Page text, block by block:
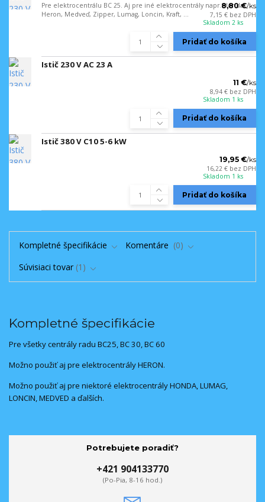
Pre elektrocentrálu BC 25. Aj pre iné elektrocentrály napr. Honda,
Heron, Medveď, Zipper, Lumag, Loncin, Kraft, ...
8,80 €/ks
7,15 € bez DPH
Skladom 2 ks
Pridať do košíka
Istič 230 V AC 23 A
11 €/ks
8,94 € bez DPH
Skladom 1 ks
Pridať do košíka
Istič 380 V C10 5-6 kW
19,95 €/ks
16,22 € bez DPH
Skladom 1 ks
Pridať do košíka
Kompletné špecifikácie Komentáre
0
Súvisiaci tovar 1
Kompletné špecifikácie
Pre všetky centrály radu BC25, BC 30, BC 60
Možno použiť aj pre elektrocentrály HERON.
Možno použiť aj pre niektoré elektrocentrály HONDA, LUMAG,
LONCIN, MEDVED a ďalších.
Potrebujete poradiť?
+421 904133770
(Po-Pia, 8-16 hod.)